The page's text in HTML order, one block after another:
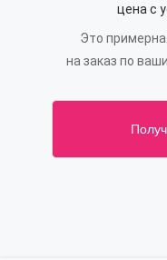
цена с
Это
на заказ по